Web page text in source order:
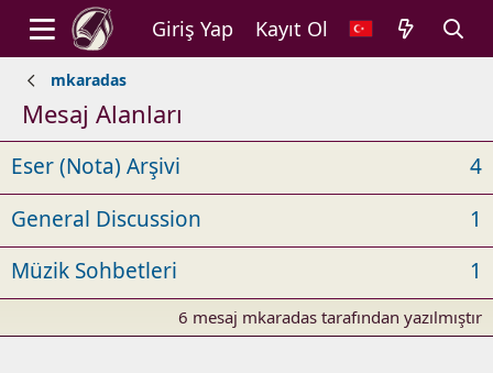
Giriş Yap Kayıt Ol
mkaradas
Mesaj Alanları
Eser (Nota) Arşivi
4
General Discussion
1
Müzik Sohbetleri
1
6 mesaj mkaradas tarafından yazılmıştır